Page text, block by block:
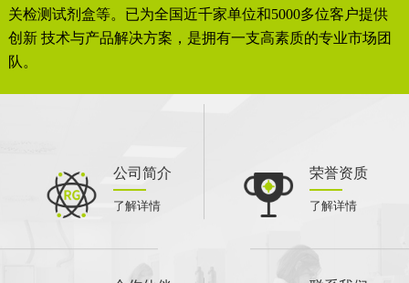
关检测试剂盒等。已为全国近千家单位和5000多位客户提供
创新 技术与产品解决方案，是拥有一支高素质的专业市场团
队。
公司简介
了解详情
荣誉资质
了解详情